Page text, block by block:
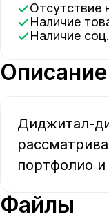
Наличие
Наличие
Описание
Диджитал-
портфолио
Файлы